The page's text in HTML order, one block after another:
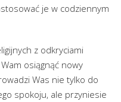
je w codziennym
z odkryciami
osiągnąć nowy
Was nie tylko do
spokoju, ale przyniesie